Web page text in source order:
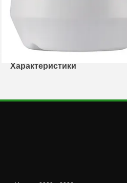
Характеристики